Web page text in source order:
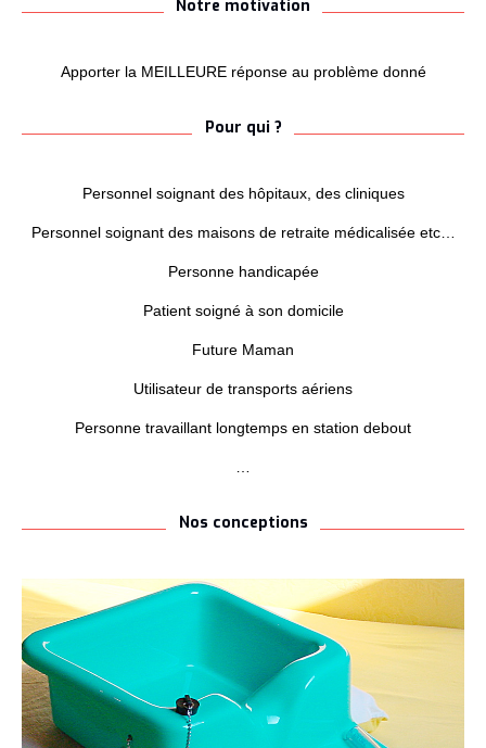
Notre motivation
Apporter la MEILLEURE réponse au problème donné
Pour qui ?
Personnel soignant des hôpitaux, des cliniques
Personnel soignant des maisons de retraite médicalisée etc…
Personne handicapée
Patient soigné à son domicile
Future Maman
Utilisateur de transports aériens
Personne travaillant longtemps en station debout
…
Nos conceptions